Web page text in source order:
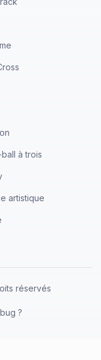
à trois
artistique
réservés
?